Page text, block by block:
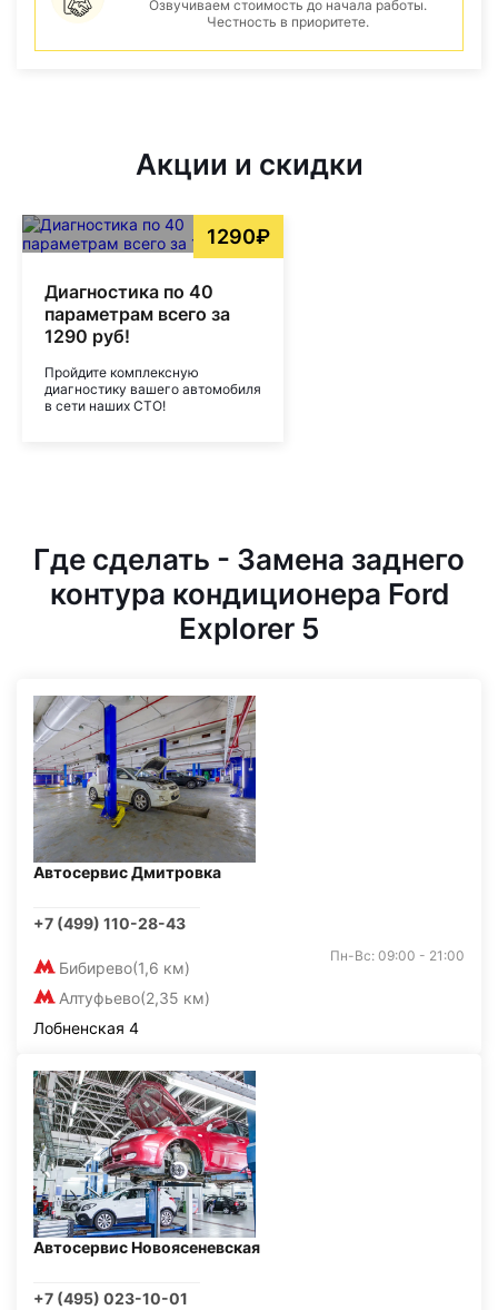
Озвучиваем стоимость до начала работы.
Честность в приоритете.
Акции и скидки
1290₽
Диагностика по 40
параметрам всего за
1290 руб!
Пройдите комплексную
диагностику вашего автомобиля
в сети наших СТО!
Где сделать - Замена заднего
контура кондиционера Ford
Explorer 5
Автосервис Дмитровка
+7 (499) 110-28-43
Бибирево(1,6 км)
Алтуфьево(2,35 км)
Пн-Вс: 09:00 - 21:00
Лобненская 4
Автосервис Новоясеневская
+7 (495) 023-10-01